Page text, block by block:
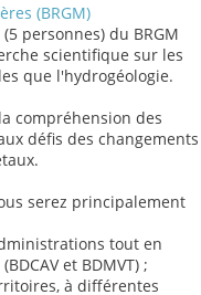
(BRGM)
personnes) du BRGM
scientifique sur les
que l'hydrogéologie.
compréhension des
défis des changements
serez principalement
tout en
et BDMVT) ;
à différentes